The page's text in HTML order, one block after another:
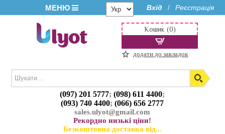
МЕНЮ Вхід / Реєстрація
(097) 201 5777;(098) 611 4400;
(093) 740 4400;(066) 656 2777
sales.ulyot@gmail.com
Рекордно низькі ціни!
Безкоштовна доставка від...
Кошик (0)
додати до закладок